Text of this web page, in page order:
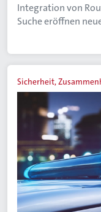
Integration von
Suche eröffnen
Sicherheit,